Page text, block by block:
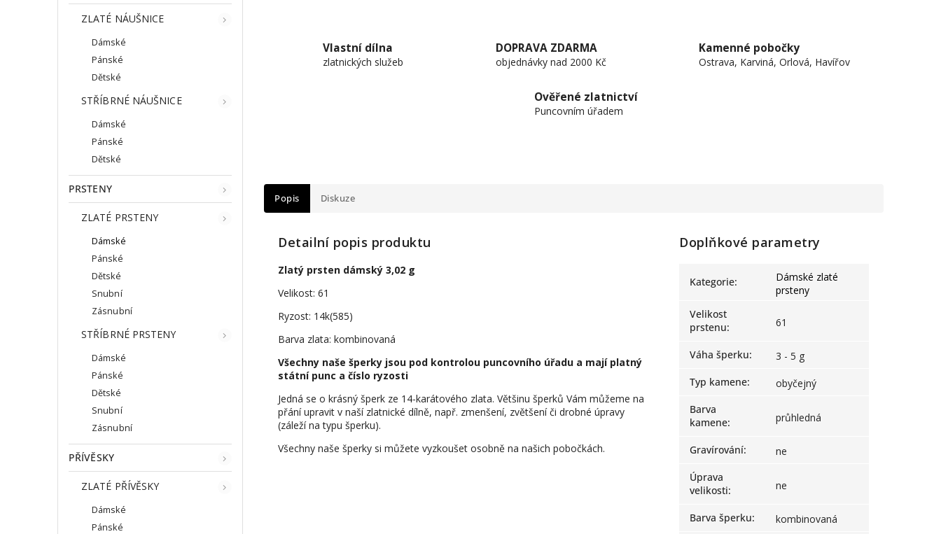
ZLATÉ NÁUŠNICE
Dámské
Pánské
Dětské
STŘÍBRNÉ NÁUŠNICE
Dámské
Pánské
Dětské
PRSTENY
ZLATÉ PRSTENY
Dámské
Pánské
Dětské
Snubní
Zásnubní
STŘÍBRNÉ PRSTENY
Dámské
Pánské
Dětské
Snubní
Zásnubní
PŘÍVĚSKY
ZLATÉ PŘÍVĚSKY
Dámské
Pánské
Vlastní dílna
zlatnických služeb
DOPRAVA ZDARMA
objednávky nad 2000 Kč
Kamenné pobočky
Ostrava, Karviná, Orlová, Havířov
Ověřené zlatnictví
Puncovním úřadem
Popis Diskuze
Detailní popis produktu
Zlatý prsten dámský 3,02 g
Velikost: 61
Ryzost: 14k(585)
Barva zlata: kombinovaná
Všechny naše šperky jsou pod kontrolou puncovního úřadu a mají platný
státní punc a číslo ryzosti
Jedná se o krásný šperk ze 14-karátového zlata. Většinu šperků Vám můžeme na
přání upravit v naší zlatnické dílně, např. zmenšení, zvětšení či drobné úpravy
(záleží na typu šperku).
Všechny naše šperky si můžete vyzkoušet osobně na našich pobočkách.
Doplňkové parametry
Kategorie:
Dámské zlaté
prsteny
Velikost
prstenu: 61
Váha šperku:
3 - 5 g
Typ kamene:
obyčejný
Barva
kamene: průhledná
Gravírování:
ne
Úprava
velikosti: ne
Barva šperku:
kombinovaná